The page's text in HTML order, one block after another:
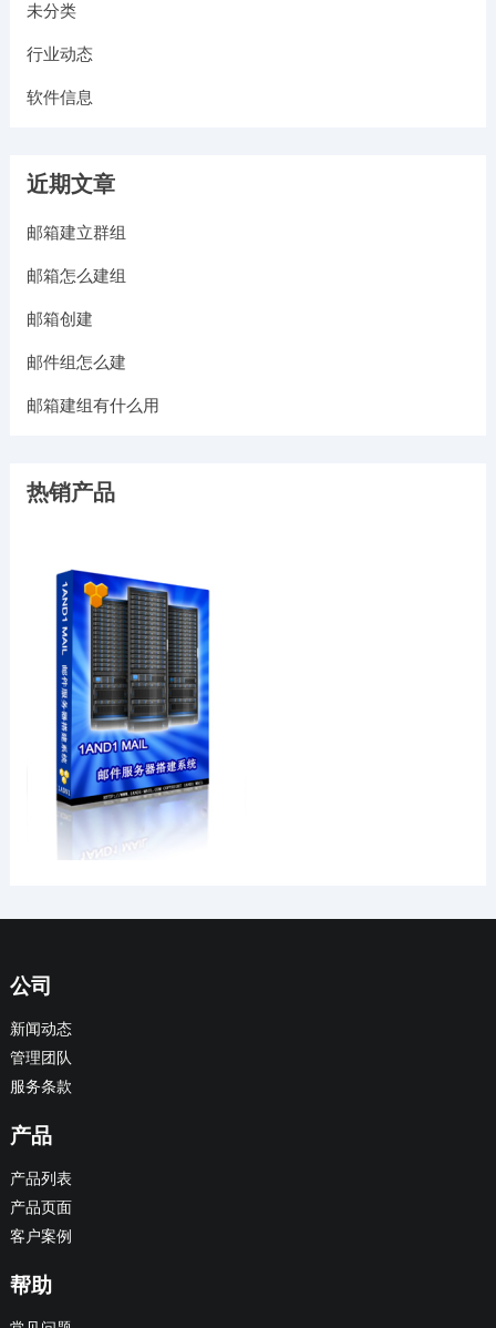
未分类
行业动态
软件信息
近期文章
邮箱建立群组
邮箱怎么建组
邮箱创建
邮件组怎么建
邮箱建组有什么用
热销产品
公司
新闻动态
管理团队
服务条款
产品
产品列表
产品页面
客户案例
帮助